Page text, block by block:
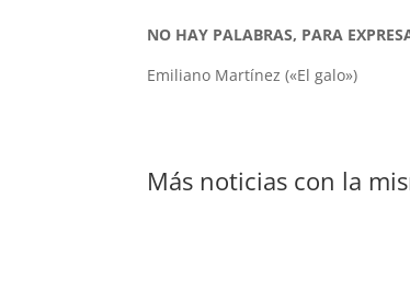
NO HAY PALABRAS, PARA
Emiliano Martínez («El galo»)
Más noticias con la